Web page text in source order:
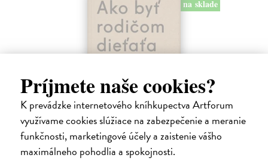
Príjmete naše cookies?
K prevádzke internetového kníhkupectva Artforum
využívame cookies slúžiace na zabezpečenie a meranie
funkčnosti, marketingové účely a zaistenie vášho
maximálneho pohodlia a spokojnosti.
na sklade
Ako byť rodičom dieťaťa s FASD
Brown Julia, Mather Mary| Kniha